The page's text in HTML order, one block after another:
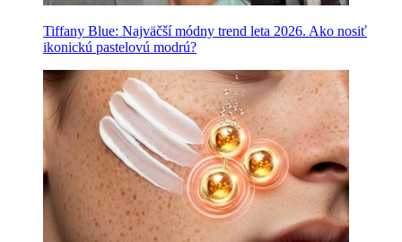
Tiffany Blue: Najväčší módny trend leta 2026. Ako nosiť
ikonickú pastelovú modrú?